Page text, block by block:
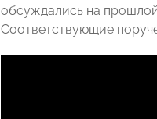
обсуждались на
Соответствующие